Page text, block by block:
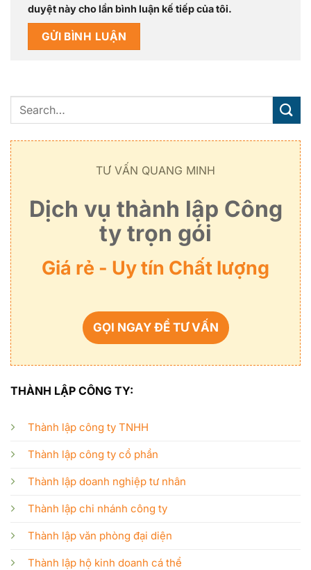
duyệt này cho lần bình luận kế tiếp của tôi.
TƯ VẤN QUANG MINH
Dịch vụ thành lập Công
ty trọn gói
Giá rẻ - Uy tín Chất lượng
GỌI NGAY ĐỂ TƯ VẤN
THÀNH LẬP CÔNG TY:
Thành lập công ty TNHH
Thành lập công ty cổ phần
Thành lập doanh nghiệp tư nhân
Thành lập chi nhánh công ty
Thành lập văn phòng đại diện
Thành lập hộ kinh doanh cá thể